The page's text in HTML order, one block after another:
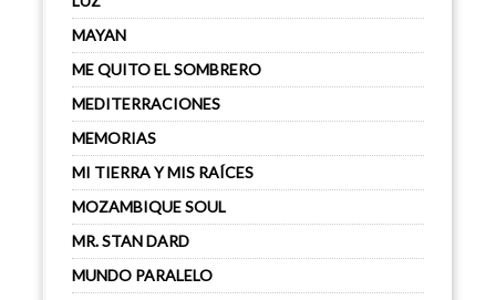
MAYAN
ME QUITO EL SOMBRERO
MEDITERRACIONES
MEMORIAS
MI TIERRA Y MIS RAÍCES
MOZAMBIQUE SOUL
MR. STAN DARD
MUNDO PARALELO